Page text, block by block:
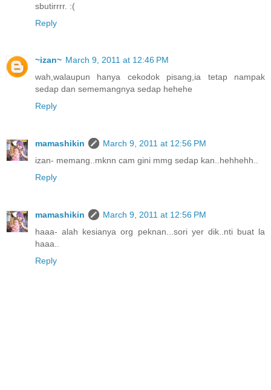
sbutirrrr. :(
Reply
~izan~ March 9, 2011 at 12:46 PM
wah,walaupun hanya cekodok pisang,ia tetap nampak
sedap dan sememangnya sedap hehehe
Reply
mamashikin
March 9, 2011 at 12:56 PM
izan- memang..mknn cam gini mmg sedap kan..hehhehh..
Reply
mamashikin
March 9, 2011 at 12:56 PM
haaa- alah kesianya org peknan...sori yer dik..nti buat la
haaa..
Reply